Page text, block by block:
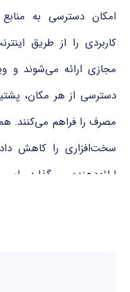
امکان دسترسی به
کاربردی را از طریق
مجازی ارائه می‌شوند و
دسترسی از هر مکان،
مصرف را فراهم می‌کنند.
سخت‌افزاری را کاهش
ارائه‌دهنده می‌گذارد.